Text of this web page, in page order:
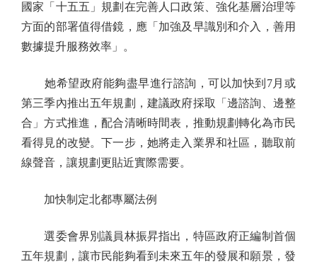
國家「十五五」規劃在完善人口政策、強化基層治理等
方面的部署值得借鏡，應「加強及早識別和介入，善用
數據提升服務效率」。
她希望政府能夠盡早進行諮詢，可以加快到7月或
第三季內推出五年規劃，建議政府採取「邊諮詢、邊整
合」方式推進，配合清晰時間表，推動規劃轉化為市民
看得見的改變。下一步，她將走入業界和社區，聽取前
線聲音，讓規劃更貼近實際需要。
加快制定北都專屬法例
選委會界別議員林振昇指出，特區政府正編制首個
五年規劃，讓市民能夠看到未來五年的發展和願景，發